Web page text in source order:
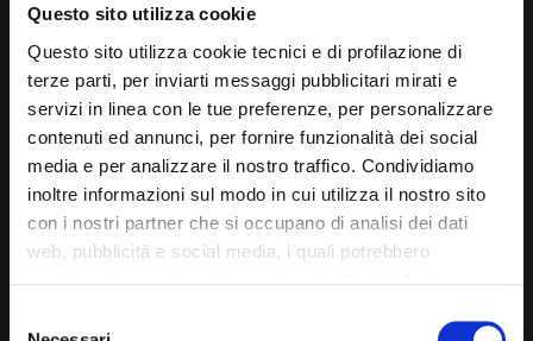
Questo sito utilizza cookie
Questo sito utilizza cookie tecnici e di profilazione di
terze parti, per inviarti messaggi pubblicitari mirati e
servizi in linea con le tue preferenze, per personalizzare
contenuti ed annunci, per fornire funzionalità dei social
media e per analizzare il nostro traffico. Condividiamo
inoltre informazioni sul modo in cui utilizza il nostro sito
con i nostri partner che si occupano di analisi dei dati
web, pubblicità e social media, i quali potrebbero
mera chiusura del banner non comporta l’accettazione
Via Giuditta Pasta 2, Como (CO) 22100
(+39) 031 431 3066
info@carspecialist.eu